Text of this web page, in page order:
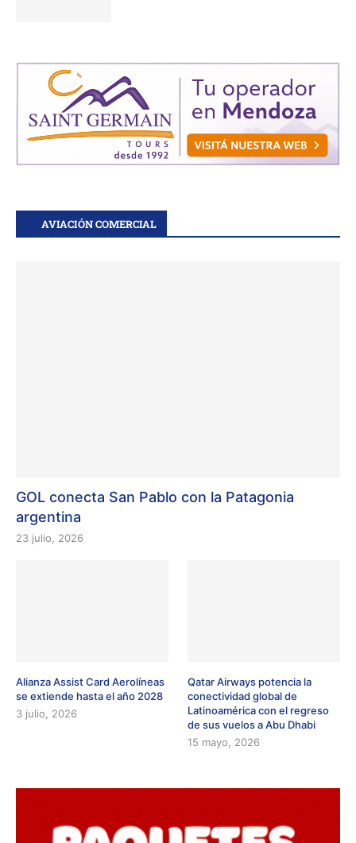
AVIACIÓN COMERCIAL
GOL conecta San Pablo con la Patagonia
argentina
23 julio, 2026
Alianza Assist Card Aerolíneas
se extiende hasta el año 2028
3 julio, 2026
Qatar Airways potencia la
conectividad global de
Latinoamérica con el regreso
de sus vuelos a Abu Dhabi
15 mayo, 2026